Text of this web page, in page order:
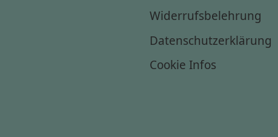
Widerrufsbelehrung
Datenschutzerklärung
Cookie Infos